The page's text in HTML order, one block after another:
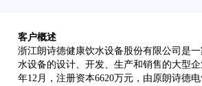
客户概述
浙江朗诗德健康饮水设备股份有限公司是
水设备的设计、开发、生产和销售的大型
年12月，注册资本6620万元，由原朗诗德